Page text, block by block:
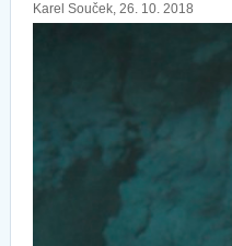
Karel Souček, 26. 10. 2018